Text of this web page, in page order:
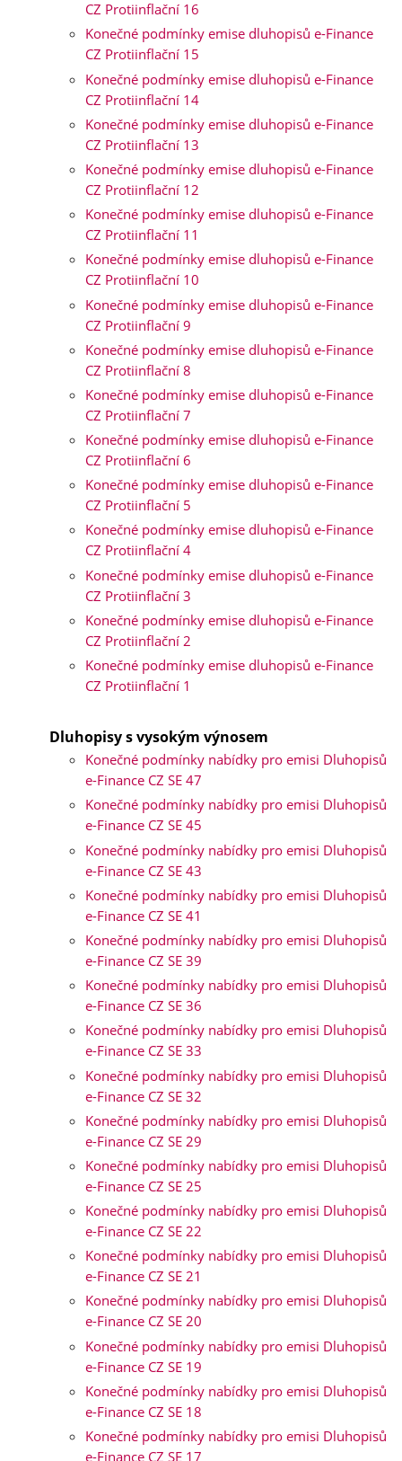
CZ Protiinflační 16
Konečné podmínky emise dluhopisů e-Finance
CZ Protiinflační 15
Konečné podmínky emise dluhopisů e-Finance
CZ Protiinflační 14
Konečné podmínky emise dluhopisů e-Finance
CZ Protiinflační 13
Konečné podmínky emise dluhopisů e-Finance
CZ Protiinflační 12
Konečné podmínky emise dluhopisů e-Finance
CZ Protiinflační 11
Konečné podmínky emise dluhopisů e-Finance
CZ Protiinflační 10
Konečné podmínky emise dluhopisů e-Finance
CZ Protiinflační 9
Konečné podmínky emise dluhopisů e-Finance
CZ Protiinflační 8
Konečné podmínky emise dluhopisů e-Finance
CZ Protiinflační 7
Konečné podmínky emise dluhopisů e-Finance
CZ Protiinflační 6
Konečné podmínky emise dluhopisů e-Finance
CZ Protiinflační 5
Konečné podmínky emise dluhopisů e-Finance
CZ Protiinflační 4
Konečné podmínky emise dluhopisů e-Finance
CZ Protiinflační 3
Konečné podmínky emise dluhopisů e-Finance
CZ Protiinflační 2
Konečné podmínky emise dluhopisů e-Finance
CZ Protiinflační 1
Dluhopisy s vysokým výnosem
Konečné podmínky nabídky pro emisi Dluhopisů
e-Finance CZ SE 47
Konečné podmínky nabídky pro emisi Dluhopisů
e-Finance CZ SE 45
Konečné podmínky nabídky pro emisi Dluhopisů
e-Finance CZ SE 43
Konečné podmínky nabídky pro emisi Dluhopisů
e-Finance CZ SE 41
Konečné podmínky nabídky pro emisi Dluhopisů
e-Finance CZ SE 39
Konečné podmínky nabídky pro emisi Dluhopisů
e-Finance CZ SE 36
Konečné podmínky nabídky pro emisi Dluhopisů
e-Finance CZ SE 33
Konečné podmínky nabídky pro emisi Dluhopisů
e-Finance CZ SE 32
Konečné podmínky nabídky pro emisi Dluhopisů
e-Finance CZ SE 29
Konečné podmínky nabídky pro emisi Dluhopisů
e-Finance CZ SE 25
Konečné podmínky nabídky pro emisi Dluhopisů
e-Finance CZ SE 22
Konečné podmínky nabídky pro emisi Dluhopisů
e-Finance CZ SE 21
Konečné podmínky nabídky pro emisi Dluhopisů
e-Finance CZ SE 20
Konečné podmínky nabídky pro emisi Dluhopisů
e-Finance CZ SE 19
Konečné podmínky nabídky pro emisi Dluhopisů
e-Finance CZ SE 18
Konečné podmínky nabídky pro emisi Dluhopisů
e-Finance CZ SE 17